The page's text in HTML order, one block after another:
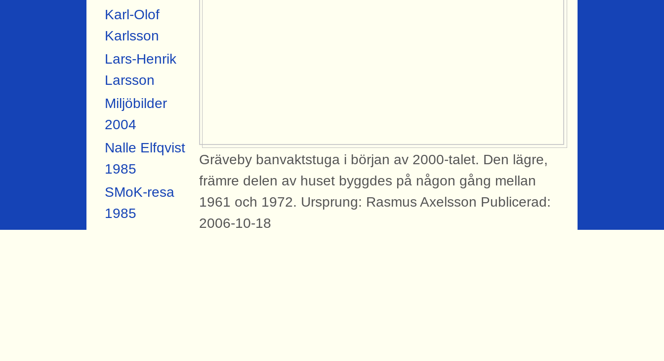
Karl-Olof
Karlsson
Lars-Henrik
Larsson
Miljöbilder
2004
Nalle Elfqvist
1985
SMoK-resa
1985
Gräveby banvaktstuga i början av 2000-talet. Den lägre,
främre delen av huset byggdes på någon gång mellan
1961 och 1972. Ursprung: Rasmus Axelsson Publicerad:
2006-10-18